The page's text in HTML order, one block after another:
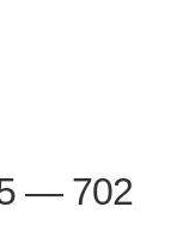
— 702